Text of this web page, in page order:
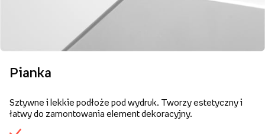
Pianka
Sztywne i lekkie podłoże pod wydruk. Tworzy estetyczny i
łatwy do zamontowania element dekoracyjny.